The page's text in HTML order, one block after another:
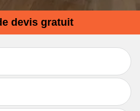
devis gratuit